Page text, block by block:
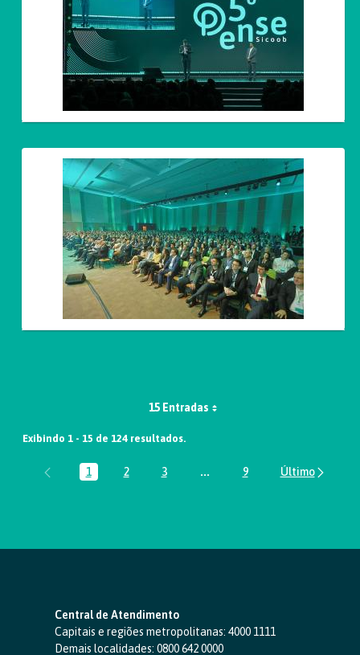
15 Entradas
Exibindo 1 - 15 de 124 resultados.
Página
1 Página
2 Página
3 ...Páginas intermediárias Usar
Página
9
Central de Atendimento
Capitais e regiões metropolitanas: 4000 1111
Demais localidades: 0800 642 0000